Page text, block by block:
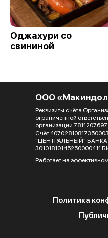
Оджахури со
свининой
ООО
Реквизиты счёта
ограниченной
организации
Счёт
"ЦЕНТРАЛЬНЫЙ" БАНКА
30101810145250000411
Работает на
Политика